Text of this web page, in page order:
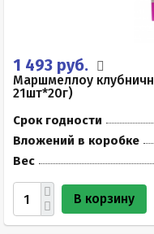
1 493 руб.
Маршмеллоу
21шт*20г)
Срок годности
Вложений в коробке
Вес
В корзину